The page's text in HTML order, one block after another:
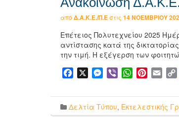
από Δ.Α.Κ.Ε./Π.Εστις 14 ΝΟΕΜΒΡΊΟΥ
Επέτειος Πολυτεχνείου 2025
αντίστασης κατά της
την τιμή. Η εξέγερση των
Facebook Messenger
Viber WhatsApp
Pinterest
Email
Δελτία Τύπου, Εκτελεστικής